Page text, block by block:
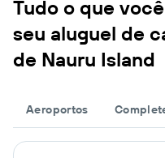
Tudo o que
seu aluguel de
de Nauru Island
Aeroportos